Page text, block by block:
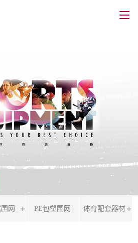
网 PE包塑围网 体育配套器材